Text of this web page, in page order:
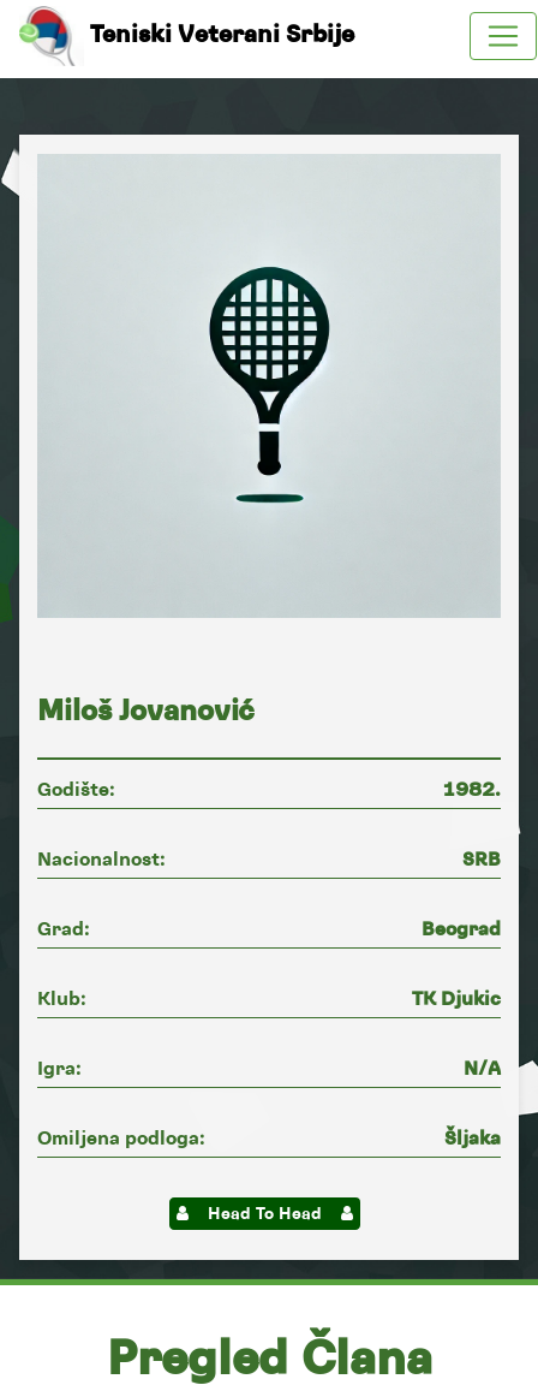
Teniski Veterani Srbije
Miloš Jovanović
Godište: 1982.
Nacionalnost: SRB
Grad: Beograd
Klub: TK Djukic
Igra: N/A
Omiljena podloga: Šljaka
Head To Head
Pregled Člana